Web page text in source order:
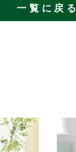
一覧に戻る